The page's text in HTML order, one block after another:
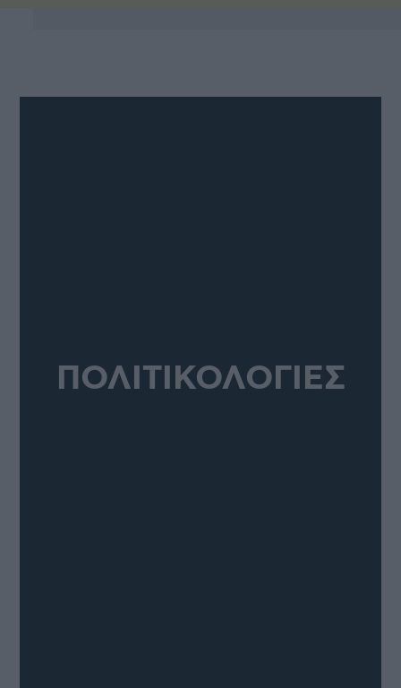
ΠΟΛΙΤΙΚΟΛΟΓΙΕΣ